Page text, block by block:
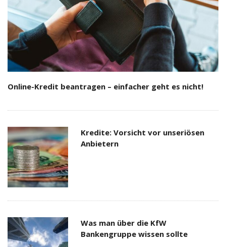
Online-Kredit beantragen – einfacher geht es nicht!
Kredite: Vorsicht vor unseriösen
Anbietern
Was man über die KfW
Bankengruppe wissen sollte